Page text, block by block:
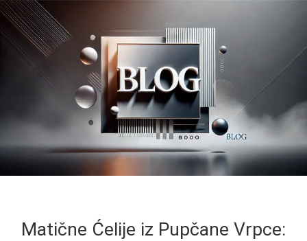
Matične Ćelije iz Pupčane Vrpce: